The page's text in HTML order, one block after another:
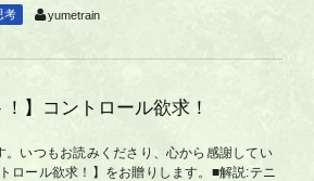
考 yumetrain
！】コントロール欲求！
。いつもお読みくださり、心から感謝してい
ロール欲求！】をお贈りします。■解説:テニ